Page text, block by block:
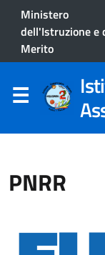
Ministero
dell'Istruzione e
Merito
PNRR